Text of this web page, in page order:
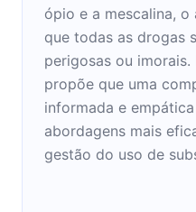
ópio e a mescalina,
que todas as drogas
perigosas ou
propõe que uma
informada e
abordagens mais
gestão do uso de